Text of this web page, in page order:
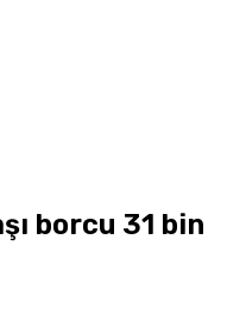
borcu 31 bin